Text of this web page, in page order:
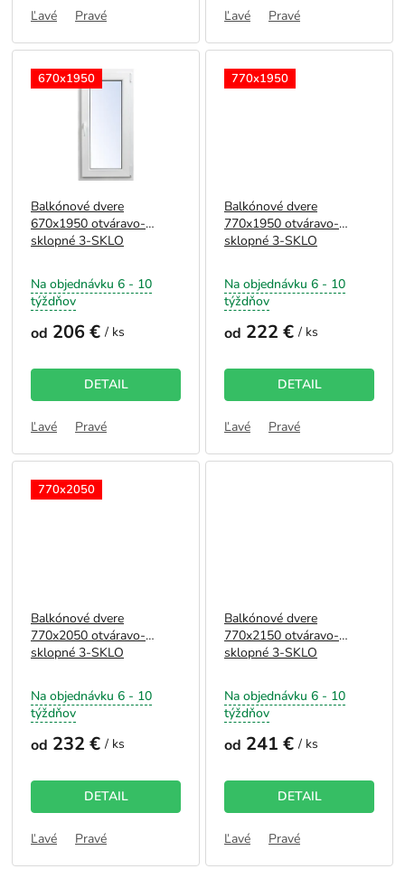
Ľavé Pravé Ľavé Pravé
670x1950
Balkónové dvere
670x1950 otváravo-
sklopné 3-SKLO
Na objednávku 6 - 10
týždňov
od 206 € / ks
DETAIL
Ľavé Pravé
770x1950
Balkónové dvere
770x1950 otváravo-
sklopné 3-SKLO
Na objednávku 6 - 10
týždňov
od 222 € / ks
DETAIL
Ľavé Pravé
770x2050
Balkónové dvere
770x2050 otváravo-
sklopné 3-SKLO
Na objednávku 6 - 10
týždňov
od 232 € / ks
DETAIL
Ľavé Pravé
Balkónové dvere
770x2150 otváravo-
sklopné 3-SKLO
Na objednávku 6 - 10
týždňov
od 241 € / ks
DETAIL
Ľavé Pravé